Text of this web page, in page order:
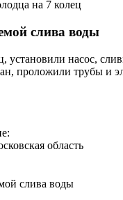
слива воды
установили насос,
проложили трубы и
область